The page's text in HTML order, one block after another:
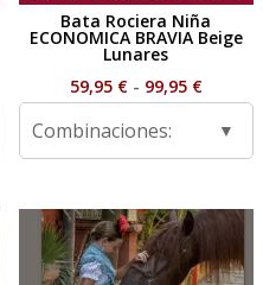
Bata Rociera Niña
ECONOMICA BRAVIA Beige
Lunares
59,95 € - 99,95 €Rango
59,95 €
99,95 €
Combinaciones: